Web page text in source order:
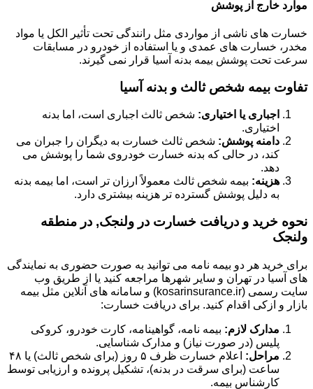
موارد خارج از پوشش
خسارت های ناشی از مواردی مثل رانندگی تحت تأثیر الکل یا مواد
مخدر، خسارت های عمدی و یا استفاده از خودرو در مسابقات
سرعت تحت پوشش بیمه بدنه آسیا قرار نمی گیرند.
تفاوت بیمه شخص ثالث و بدنه آسیا
اجباری یا اختیاری: شخص ثالث اجباری است، اما بدنه
اختیاری.
دامنه پوشش: شخص ثالث خسارت به دیگران را جبران می
کند، در حالی که بدنه خسارت خودروی شما را پوشش می
دهد.
هزینه: بیمه شخص ثالث معمولاً ارزان تر است، اما بیمه بدنه
به دلیل پوشش گسترده تر هزینه بیشتری دارد.
نحوه خرید و دریافت خسارت در ولنجک, در منطقه
ولنجک
برای خرید هر دو بیمه نامه می توانید به صورت حضوری به نمایندگی
های آسیا در تهران و سایر شهرها مراجعه کنید یا از طریق وب
سایت رسمی (kosarinsurance.ir) و سامانه های آنلاین مثل بیمه
بازار و ازکی اقدام کنید. برای دریافت خسارت:
مدارک لازم: بیمه نامه، گواهینامه، کارت خودرو، کروکی
پلیس (در صورت نیاز) و مدارک شناسایی.
مراحل:
اعلام خسارت ظرف ۵ روز (برای شخص ثالث) یا ۴۸
ساعت (برای سرقت در بدنه)، تشکیل پرونده و ارزیابی توسط
کارشناس بیمه.